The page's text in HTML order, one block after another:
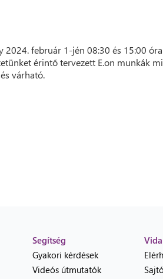
2024. február 1-jén 08:30 és 15:00 óra
érintő tervezett E.on munkák
várható.
Segítség
Gyakori kérdések
Videós útmutatók